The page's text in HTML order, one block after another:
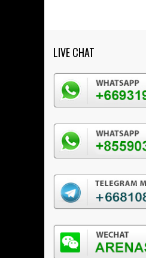
LIVE CHAT